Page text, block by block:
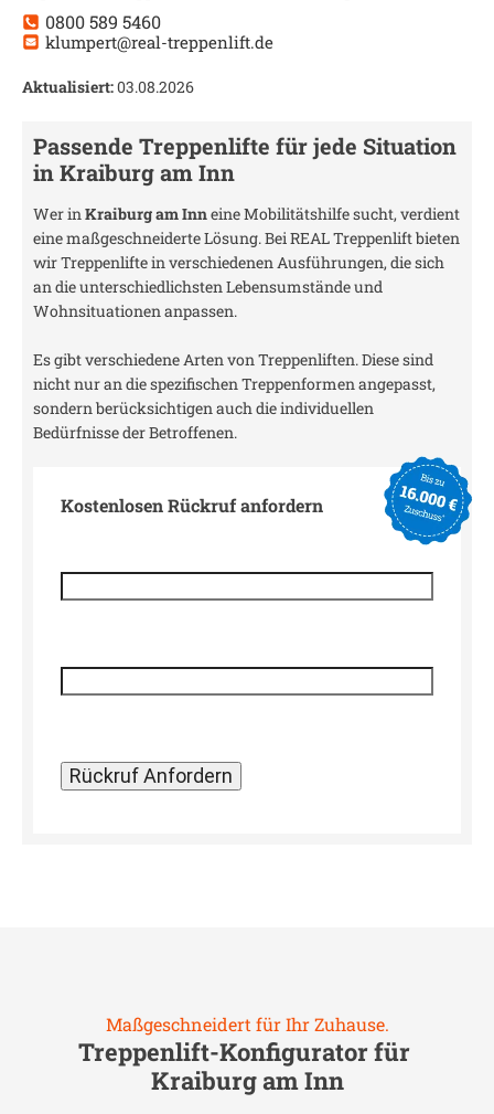
0800 589 5460
klumpert@real-treppenlift.de
Aktualisiert:03.08.2026
Passende Treppenlifte für jede Situation
inKraiburg am Inn
Wer inKraiburg am Inneine Mobilitätshilfe sucht, verdient
eine maßgeschneiderte Lösung. Bei REAL Treppenlift bieten
wir Treppenlifte in verschiedenen Ausführungen, die sich
an die unterschiedlichsten Lebensumstände und
Wohnsituationen anpassen.
Es gibt verschiedene Arten von Treppenliften. Diese sind
nicht nur an die spezifischen Treppenformen angepasst,
sondern berücksichtigen auch die individuellen
Bedürfnisse der Betroffenen.
Kostenlosen Rückruf anfordern
Maßgeschneidert für Ihr Zuhause.
Treppenlift-Konfigurator für
Kraiburg am Inn